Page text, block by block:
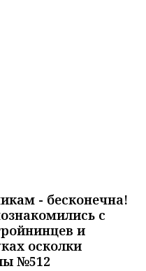
- бесконечна!
с
и
осколки
№512